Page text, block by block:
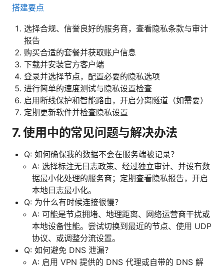
搭建要点
选择合规、信誉良好的服务商，查看隐私条款与审计
报告
购买合适的套餐并获取账户信息
下载并安装官方客户端
登录并选择节点，配置必要的隐私选项
进行简单的速度测试与隐私设置检查
启用断线保护和智能路由，开启分离隧道（如需要）
定期更新软件并检查隐私设置
7. 使用中的常见问题与解决办法
Q: 如何确保我的数据不会在服务端被记录？
A: 选择标注无日志政策、经过独立审计、并设有数
据最小化处理的服务商；定期查看隐私报告，开启
本地日志最小化。
Q: 为什么有时候连接很慢？
A: 可能是节点拥堵、地理距离、网络运营商干扰或
本地设备性能。尝试切换到最近的节点、使用 UDP
协议、或调整分流设置。
Q: 如何避免 DNS 泄漏？
A: 启用 VPN 提供的 DNS 代理或自带的 DNS 解